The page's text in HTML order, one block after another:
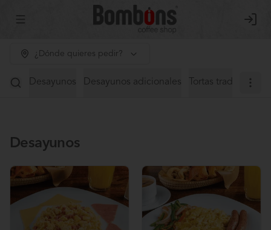
Abrir menu de navegación Login
¿Dónde quieres pedir?
Desayunos Desayunos adicionales Tortas tradicionales
Desayunos